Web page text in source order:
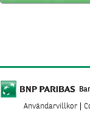
Användarvillkor